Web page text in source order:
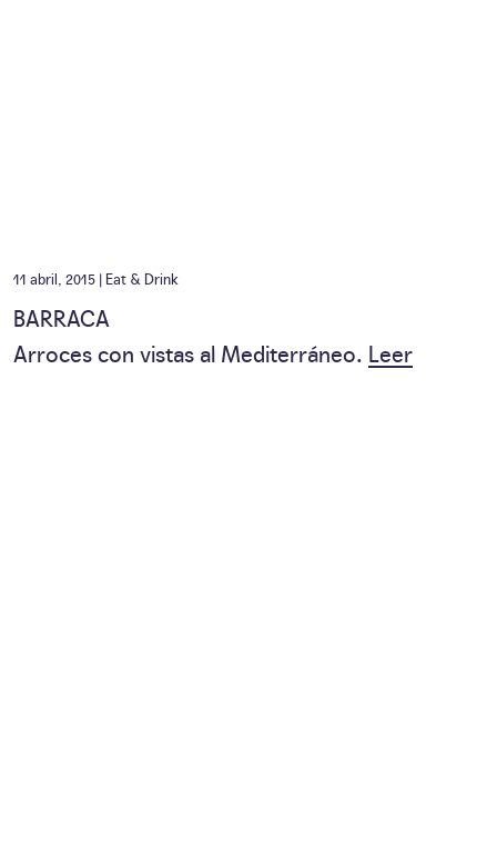
11 abril, 2015 | Eat & Drink
BARRACA
Arroces con vistas al Mediterráneo. Leer